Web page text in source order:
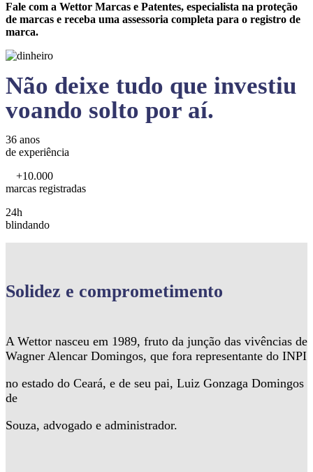
Fale com a Wettor Marcas e Patentes, especialista na proteção
de marcas e receba uma assessoria completa para o registro de
marca.
Não deixe tudo que investiu
voando solto por aí.
36 anos
de experiência
+10.000
marcas registradas
24h
blindando
Solidez e comprometimento
A Wettor nasceu em 1989, fruto da junção das vivências de
Wagner Alencar Domingos, que fora representante do INPI
no estado do Ceará, e de seu pai, Luiz Gonzaga Domingos
de
Souza, advogado e administrador.